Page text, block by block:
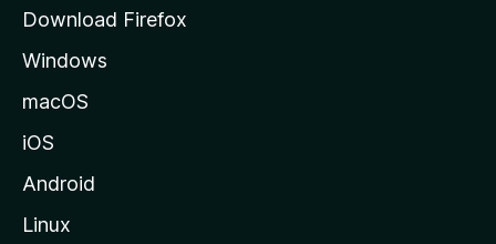
Download Firefox
Windows
macOS
iOS
Android
Linux